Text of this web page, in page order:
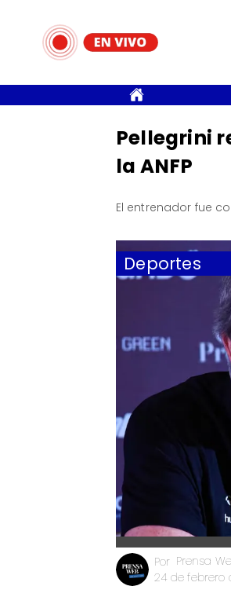
Deportes
Prensa
Por
24 de febrero
Pellegrini
la ANFP
El entrenador fue